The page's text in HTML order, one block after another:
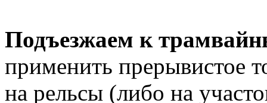
Подъезжаем к
применить прерывистое
на рельсы (либо на